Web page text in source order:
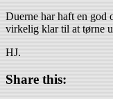
Duerne har haft en god
virkelig klar til at tørne
HJ.
Share this: